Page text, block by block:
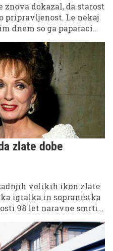
dokazal, da starost
pripravljenost. Le nekaj
dnem so ga paparaci
postavo in energijo
zlate dobe
velikih ikon zlate
igralka in sopranistka
98 let naravne smrti